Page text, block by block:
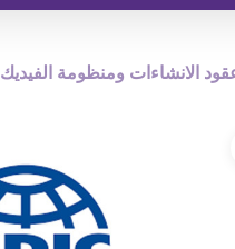
الانشاءات ومنظومة الفيديك